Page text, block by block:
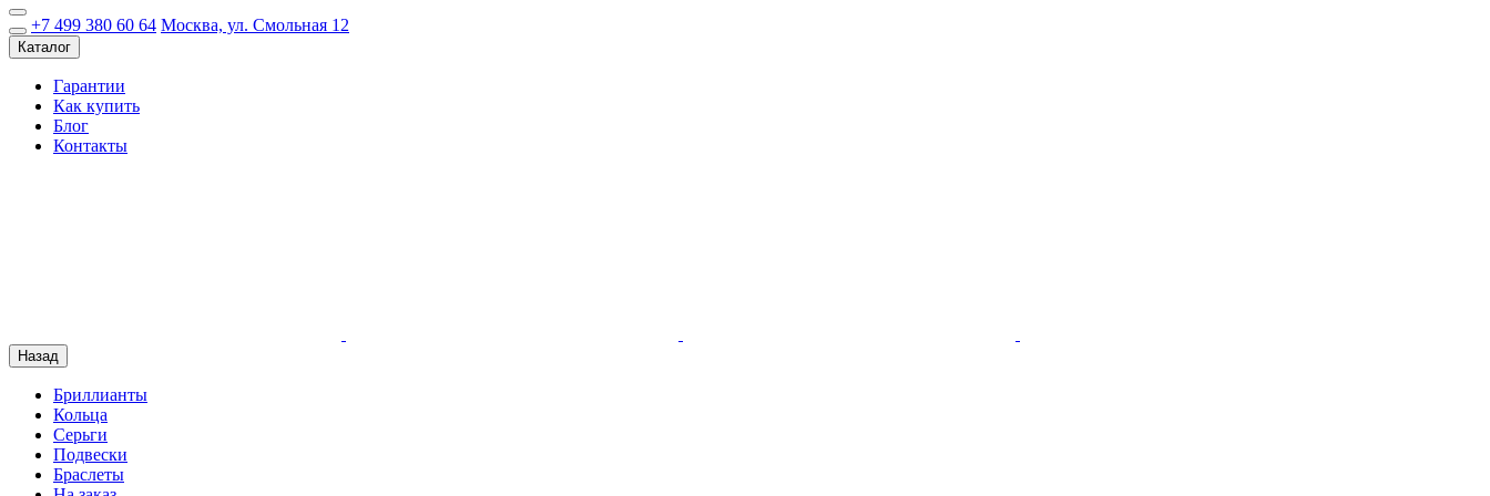
+7 499 380 60 64 Москва, ул. Смольная 12
Каталог
Гарантии
Как купить
Блог
Контакты
Назад
Бриллианты
Кольца
Серьги
Подвески
Браслеты